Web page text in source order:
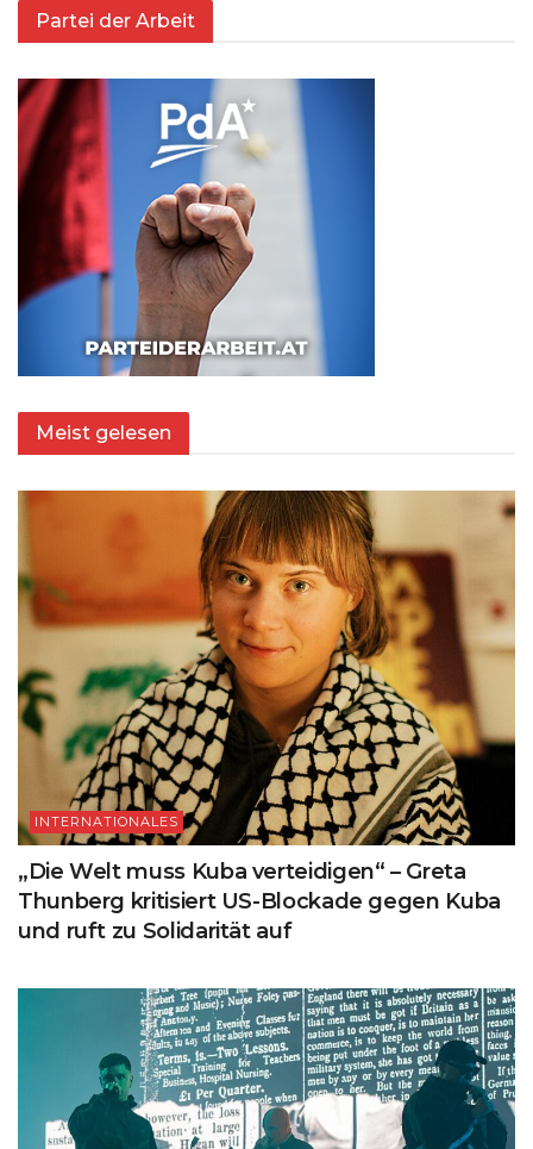
Partei der Arbeit
Meist gelesen
INTERNATIONALES
„Die Welt muss Kuba verteidigen“ – Greta
Thunberg kritisiert US-Blockade gegen Kuba
und ruft zu Solidarität auf